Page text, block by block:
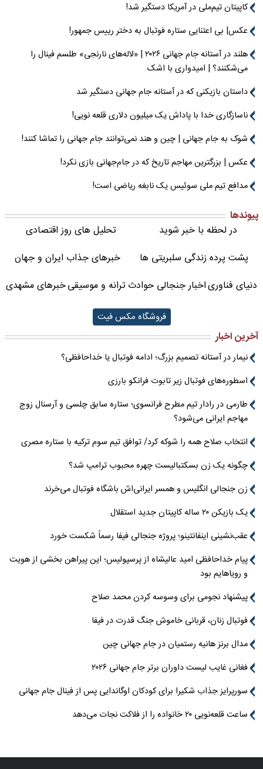
کاپیتان تیم‌ملی در آمریکا دستگیر شد!
عکس| بی اعتنایی ستاره فوتبال به دختر رییس جمهور!
هلند در آستانه جام جهانی ۲۰۲۶ | «لاله‌های نارنجی» طلسم فینال را
می‌شکنند؟ | امیدواری با اشک
داستان بازیکنی که در آستانه جام جهانی دستگیر شد
ناسازگاری خدا با پاداش یک میلیون دلاری قلعه نویی!
شوک به جام جهانی | چین و هند نمی‌توانند جام جهانی را تماشا کنند!
عکس | بزرگترین مهاجم تاریخ که در جام‌جهانی بازی نکرد!
مدافع تیم ملی سوئیس یک نابغه ریاضی است!
پیوندها
در لحظه با خبر شوید
تحلیل های روز اقتصادی
پشت پرده زندگی سلبریتی ها
خبرهای جذاب ایران و جهان
دنیای فناوریاخبار جنجالی حوادثترانه و موسیقیخبرهای مشهدی
فروشگاه مکس فیت
آخرین اخبار
نیمار در آستانه تصمیم بزرگ؛ ادامه فوتبال یا خداحافظی؟
اسطوره‌های فوتبال زیر تابوت فرانکو بارزی
طارمی در رادار تیم مطرح فرانسوی؛ ستاره سابق چلسی و آرسنال زوج
مهاجم ایرانی می‌شود؟
انتخاب صلاح همه را شوکه کرد/ توافق تیم سوم ترکیه با ستاره مصری
چگونه یک زن بسکتبالیست چهره محبوب ترامپ شد؟
زن جنجالی انگلیس و همسر ایرانی‌اش باشگاه فوتبال می‌خرند
یک بازیکن ۲۰ ساله کاپیتان جدید استقلال
عقب‌نشینی اینفانتینو؛ پروژه جنجالی فیفا رسماً شکست خورد
پیام خداحافظی امید عالیشاه از پرسپولیس؛ این پیراهن بخشی از هویت
و رویاهایم بود
پیشنهاد نجومی برای وسوسه کردن محمد صلاح
فوتبال زنان، قربانی خاموش جنگ قدرت در فیفا
مدال برنز هانیه رستمیان در جام جهانی چین
فغانی غایب لیست داوران برتر جام جهانی ۲۰۲۶
سورپرایز جذاب شکیرا برای کودکان اوگاندایی پس از فینال جام جهانی
ساعت قلعه‌نویی ۲۰ خانواده را از فلاکت نجات می‌دهد